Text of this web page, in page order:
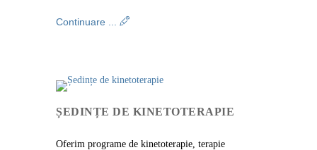
Continuare ...
ȘEDINȚE DE KINETOTERAPIE
Oferim programe de kinetoterapie, terapie